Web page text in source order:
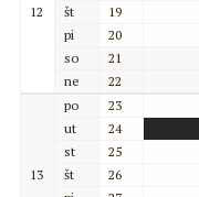
12
št
19
pi
20
so
21
ne
22
13
po
23
ut
24
st
25
št
26